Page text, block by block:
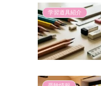
学習道具紹介